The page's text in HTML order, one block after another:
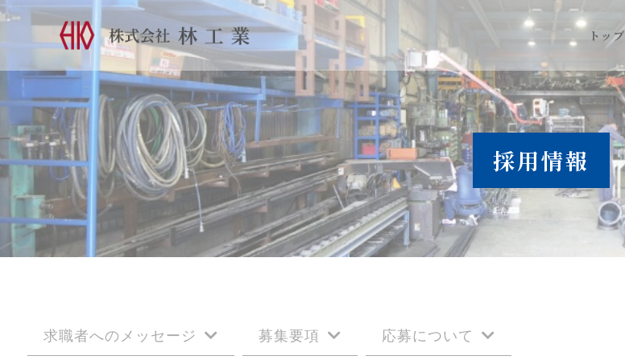
トップ
採用情報
求職者へのメッセージ 募集要項 応募について